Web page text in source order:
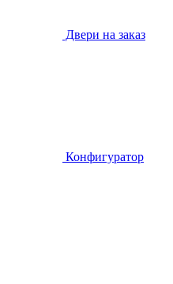
Двери на заказ
Конфигуратор